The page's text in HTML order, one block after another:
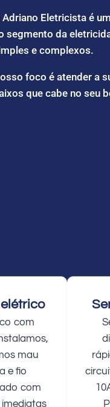
Adriano Eletricista é
segmento da
e complexos.
foco é atender a
que cabe no seu
com
mau
e fio
com